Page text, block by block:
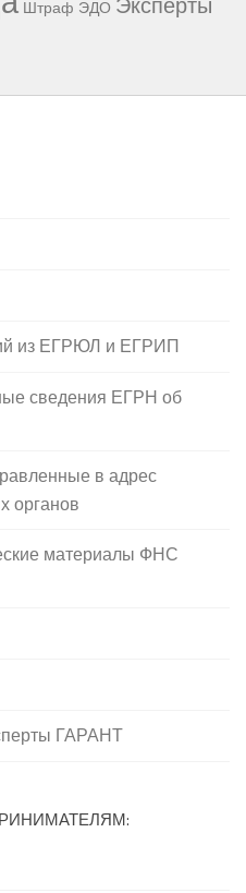
Штраф ЭДО
из ЕГРЮЛ и ЕГРИП
сведения ЕГРН об
в адрес
органов
материалы ФНС
ГАРАНТ